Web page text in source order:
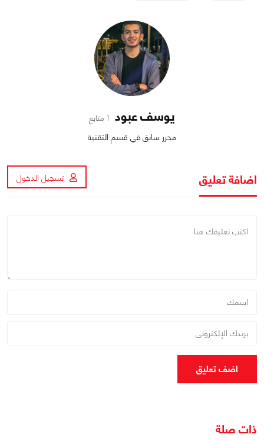
يوسف عبود 1 متابع
محرر سابق في قسم التقنية
اضافة تعليق تسجيل الدخول
اضف تعليق
ذات صلة